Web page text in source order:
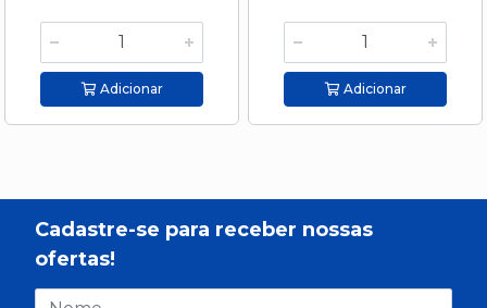
Adicionar Adicionar
Cadastre-se para receber nossas
ofertas!